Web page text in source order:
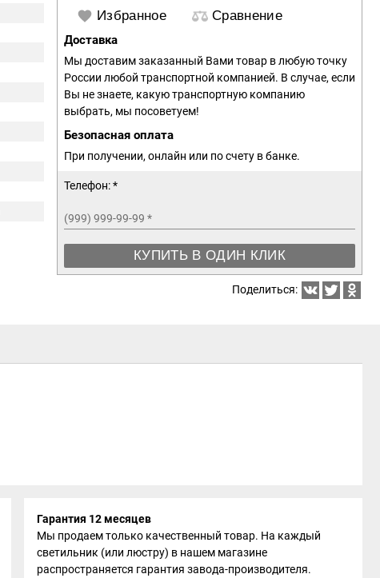
Избранное Сравнение
Доставка
Мы доставим заказанный Вами товар в любую точку
России любой транспортной компанией. В случае, если
Вы не знаете, какую транспортную компанию
выбрать, мы посоветуем!
Безопасная оплата
При получении, онлайн или по счету в банке.
Телефон: *
(999) 999-99-99 *
КУПИТЬ В ОДИН КЛИК
Поделиться:
Гарантия 12 месяцев
Мы продаем только качественный товар. На каждый
светильник (или люстру) в нашем магазине
распространяется гарантия завода-производителя.